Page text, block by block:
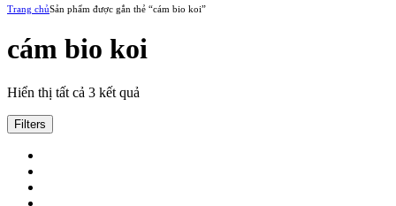
Trang chủSản phẩm được gắn thẻ “cám bio koi”
cám bio koi
Hiển thị tất cả 3 kết quả
Filters